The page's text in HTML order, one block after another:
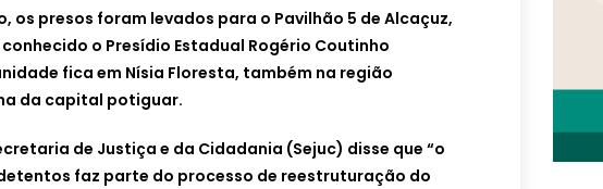
os presos foram levados para o Pavilhão 5 de Alcaçuz,
o Presídio Estadual Rogério Coutinho
fica em Nísia Floresta, também na região
da capital potiguar.
de Justiça e da Cidadania (Sejuc) disse que “o
faz parte do processo de reestruturação do